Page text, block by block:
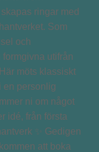
ringar med
Som
och
utifrån
möts klassiskt
en personlig
ni om något
idé, från första
✨ Gedigen
att boka